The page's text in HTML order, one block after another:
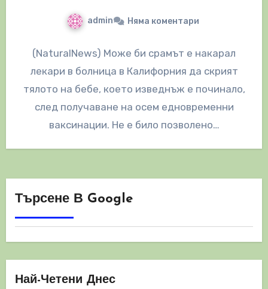
admin Няма коментари
(NaturalNews) Може би срамът е накарал
лекари в болница в Калифорния да скрият
тялото на бебе, което изведнъж е починало,
след получаване на осем едновременни
ваксинации. Не е било позволено…
Търсене В Google
Най-Четени Днес